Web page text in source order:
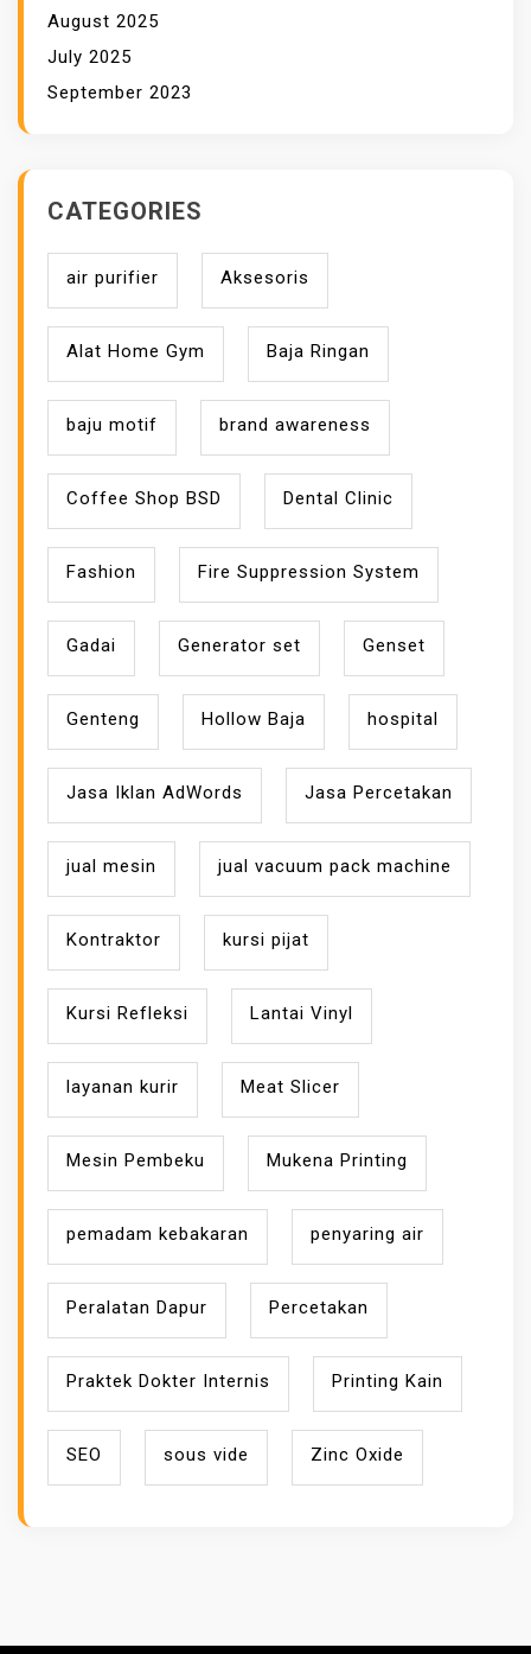
August 2025
July 2025
September 2023
CATEGORIES
air purifier Aksesoris
Alat Home Gym Baja Ringan
baju motif brand awareness
Coffee Shop BSD Dental Clinic
Fashion Fire Suppression System
Gadai Generator set Genset
Genteng Hollow Baja hospital
Jasa Iklan AdWords Jasa Percetakan
jual mesin jual vacuum pack machine
Kontraktor kursi pijat
Kursi Refleksi Lantai Vinyl
layanan kurir Meat Slicer
Mesin Pembeku Mukena Printing
pemadam kebakaran penyaring air
Peralatan Dapur Percetakan
Praktek Dokter Internis Printing Kain
SEO sous vide Zinc Oxide